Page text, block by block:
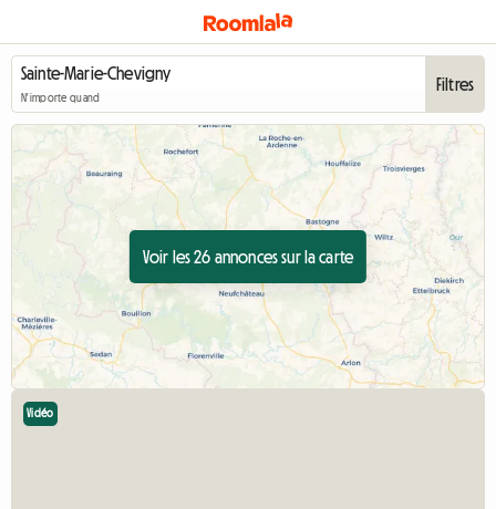
N'importe quand
Filtres
Voir les 26 annonces sur la carte
Vidéo